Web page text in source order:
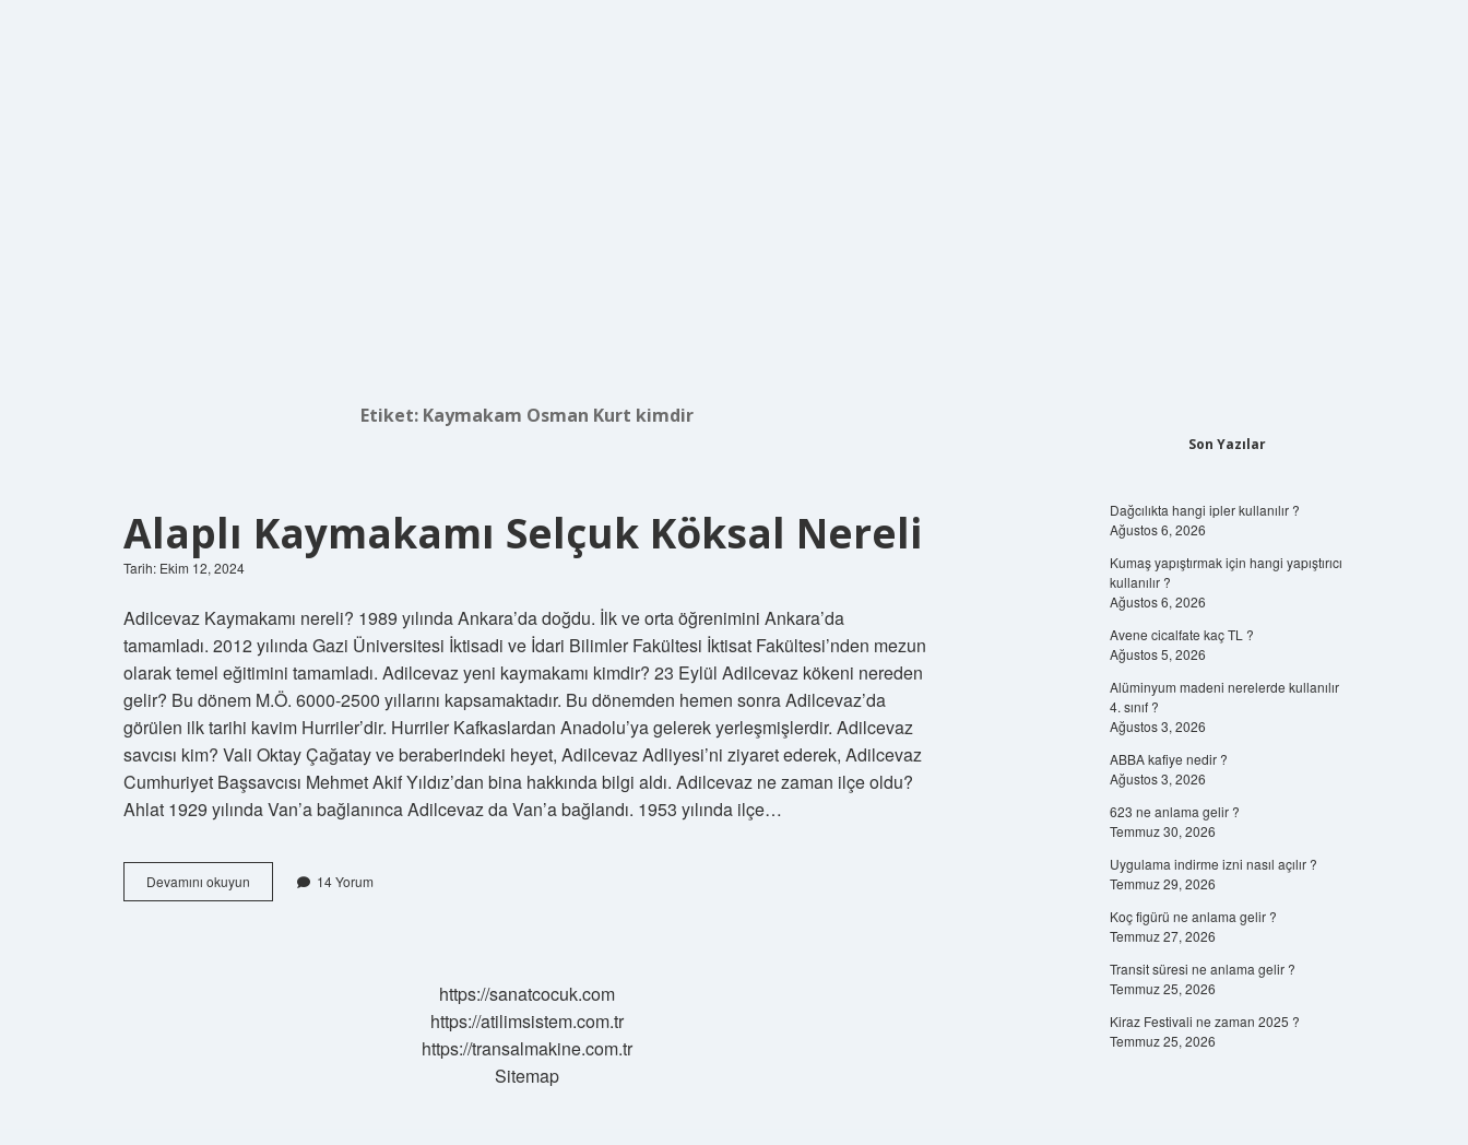
Etiket: Kaymakam Osman Kurt kimdir
Alaplı Kaymakamı Selçuk Köksal Nereli
Tarih: Ekim 12, 2024
Adilcevaz Kaymakamı nereli? 1989 yılında Ankara’da doğdu. İlk ve orta öğrenimini Ankara’da
tamamladı. 2012 yılında Gazi Üniversitesi İktisadi ve İdari Bilimler Fakültesi İktisat Fakültesi’nden mezun
olarak temel eğitimini tamamladı. Adilcevaz yeni kaymakamı kimdir? 23 Eylül Adilcevaz kökeni nereden
gelir? Bu dönem M.Ö. 6000-2500 yıllarını kapsamaktadır. Bu dönemden hemen sonra Adilcevaz’da
görülen ilk tarihi kavim Hurriler’dir. Hurriler Kafkaslardan Anadolu’ya gelerek yerleşmişlerdir. Adilcevaz
savcısı kim? Vali Oktay Çağatay ve beraberindeki heyet, Adilcevaz Adliyesi’ni ziyaret ederek, Adilcevaz
Cumhuriyet Başsavcısı Mehmet Akif Yıldız’dan bina hakkında bilgi aldı. Adilcevaz ne zaman ilçe oldu?
Ahlat 1929 yılında Van’a bağlanınca Adilcevaz da Van’a bağlandı. 1953 yılında ilçe…
Devamını okuyun
Kaymakamı
14 Yorum
https://sanatcocuk.com
https://atilimsistem.com.tr
https://transalmakine.com.tr
Sitemap
Son Yazılar
Dağcılıkta hangi ipler kullanılır ?
Ağustos 6, 2026
Kumaş yapıştırmak için hangi yapıştırıcı
kullanılır ?
Ağustos 6, 2026
Avene cicalfate kaç TL ?
Ağustos 5, 2026
Alüminyum madeni nerelerde kullanılır
4. sınıf ?
Ağustos 3, 2026
ABBA kafiye nedir ?
Ağustos 3, 2026
623 ne anlama gelir ?
Temmuz 30, 2026
Uygulama indirme izni nasıl açılır ?
Temmuz 29, 2026
Koç figürü ne anlama gelir ?
Temmuz 27, 2026
Transit süresi ne anlama gelir ?
Temmuz 25, 2026
Kiraz Festivali ne zaman 2025 ?
Temmuz 25, 2026